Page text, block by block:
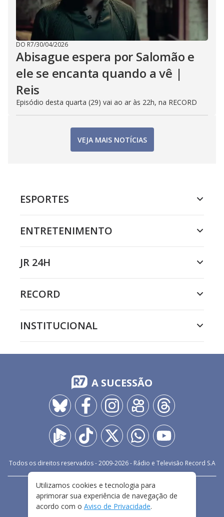
DO R7/30/04/2026
Abisague espera por Salomão e
ele se encanta quando a vê |
Reis
Episódio desta quarta (29) vai ao ar às 22h, na RECORD
VEJA MAIS NOTÍCIAS
ESPORTES
ENTRETENIMENTO
JR 24H
RECORD
INSTITUCIONAL
A SUCESSÃO
Todos os direitos reservados - 2009-2026- Rádio e Televisão Record S.A
FALE CONOSCO
PRIVACIDADE
TERMOS E CONDIÇÕES DE USO
Utilizamos cookies e tecnologia para
aprimorar sua experiência de navegação de
acordo com o Aviso de Privacidade.